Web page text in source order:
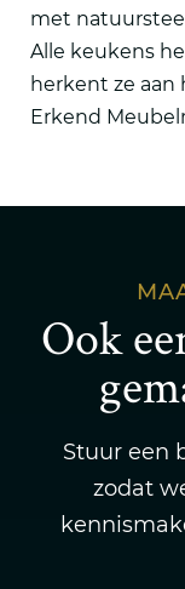
met
Alle keukens
herkent ze aan
Erkend
Ook
Stuur een
zodat